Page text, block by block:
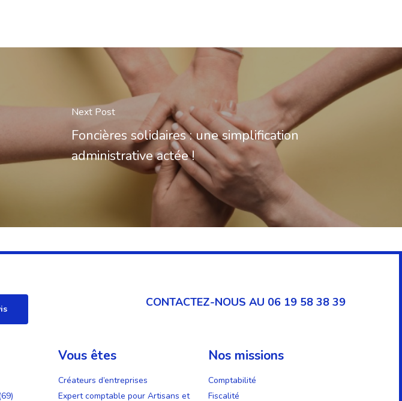
Next Post
Foncières solidaires : une simplification
administrative actée !
CONTACTEZ-NOUS AU 06 19 58 38 39
Vous êtes
Créateurs d’entreprises
Expert comptable pour Artisans et
Nos missions
Comptabilité
Fiscalité